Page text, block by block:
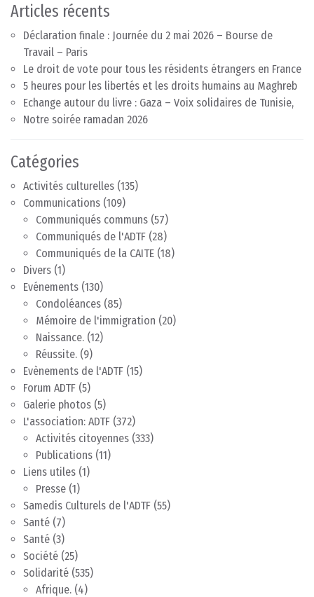
Articles récents
Déclaration finale : Journée du 2 mai 2026 – Bourse de
Travail – Paris
Le droit de vote pour tous les résidents étrangers en France
5 heures pour les libertés et les droits humains au Maghreb
Echange autour du livre : Gaza – Voix solidaires de Tunisie,
Notre soirée ramadan 2026
Catégories
Activités culturelles (135)
Communications (109)
Communiqués communs (57)
Communiqués de l'ADTF (28)
Communiqués de la CAITE (18)
Divers (1)
Evénements (130)
Condoléances (85)
Mémoire de l'immigration (20)
Naissance. (12)
Réussite. (9)
Evènements de l'ADTF (15)
Forum ADTF (5)
Galerie photos (5)
L'association: ADTF (372)
Activités citoyennes (333)
Publications (11)
Liens utiles (1)
Presse (1)
Samedis Culturels de l'ADTF (55)
Santé (7)
Santé (3)
Société (25)
Solidarité (535)
Afrique. (4)